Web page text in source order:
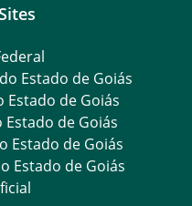
Estado de Goiás
Estado de Goiás
de Goiás
Estado de Goiás
Estado de Goiás